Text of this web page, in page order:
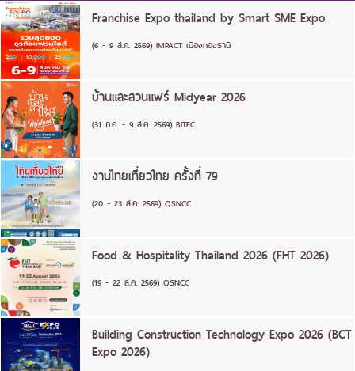
Franchise Expo thailand by Smart SME Expo
(6 - 9 ส.ค. 2569) IMPACT เมืองทองธานี
บ้านและสวนแฟร์ Midyear 2026
(31 ก.ค. - 9 ส.ค. 2569) BITEC
งานไทยเที่ยวไทย ครั้งที่ 79
(20 - 23 ส.ค. 2569) QSNCC
Food & Hospitality Thailand 2026 (FHT 2026)
(19 - 22 ส.ค. 2569) QSNCC
Building Construction Technology Expo 2026 (BCT
Expo 2026)